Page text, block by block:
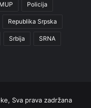
MUP Policija
Republika Srpska
Srbija SRNA
Sva prava zadržana